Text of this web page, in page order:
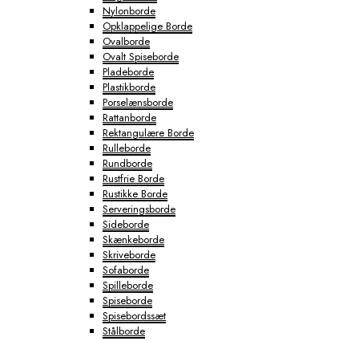
Nylonborde
Opklappelige Borde
Ovalborde
Ovalt Spiseborde
Pladeborde
Plastikborde
Porselænsborde
Rattanborde
Rektangulære Borde
Rulleborde
Rundborde
Rustfrie Borde
Rustikke Borde
Serveringsborde
Sideborde
Skænkeborde
Skriveborde
Sofaborde
Spilleborde
Spiseborde
Spisebordssæt
Stålborde